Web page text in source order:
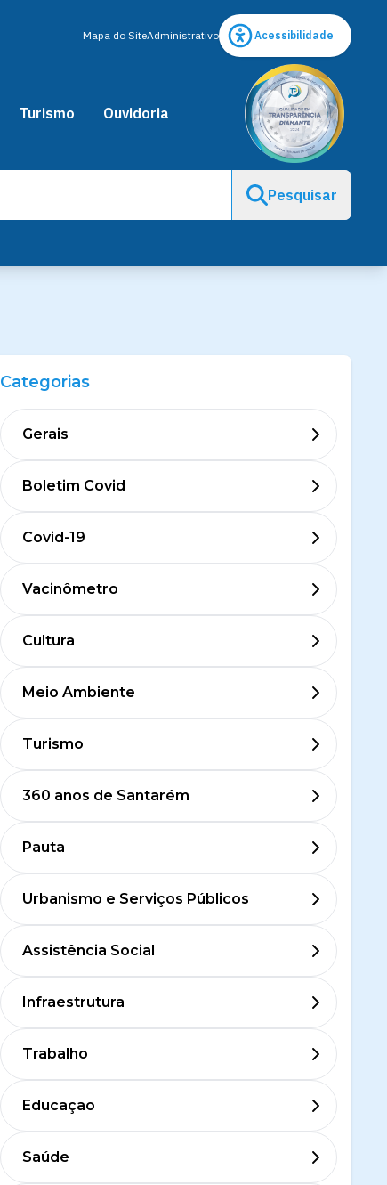
Mapa do SiteAdministrativo Acessibilidade
Turismo Ouvidoria
Pesquisar
Categorias
Gerais
Boletim Covid
Covid-19
Vacinômetro
Cultura
Meio Ambiente
Turismo
360 anos de Santarém
Pauta
Urbanismo e Serviços Públicos
Assistência Social
Infraestrutura
Trabalho
Educação
Saúde